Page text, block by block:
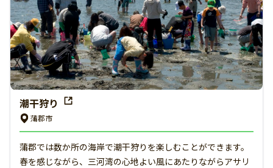
潮干狩り
蒲郡市
蒲郡では数か所の海岸で潮干狩りを楽しむことができます。
春を感じながら、三河湾の心地よい風にあたりながらアサリ